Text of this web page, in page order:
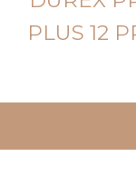
PLUS 12